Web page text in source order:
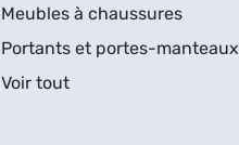
Meubles à chaussures
Portants et portes-manteaux
Voir tout